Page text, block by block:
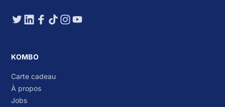
KOMBO
Carte cadeau
À propos
Jobs